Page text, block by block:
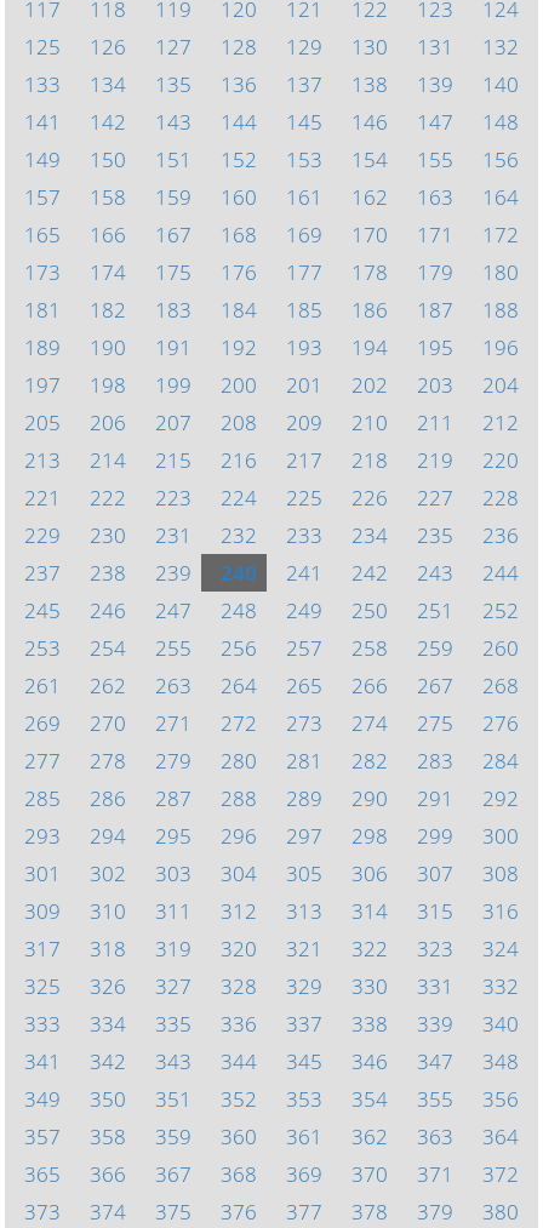
117
118 119 120 121 122 123
124
125
126 127 128 129 130 131
132
133
134 135 136 137 138 139
140
141
142 143 144 145 146 147
148
149
150 151 152 153 154 155
156
157
158 159 160 161 162 163
164
165
166 167 168 169 170 171
172
173
174 175 176 177 178 179
180
181
182 183 184 185 186 187
188
189
190 191 192 193 194 195
196
197
198 199 200 201 202 203
204
205
206 207 208 209 210 211
212
213
214 215 216 217 218 219
220
221
222 223 224 225 226 227
228
229
230 231 232 233 234 235
236
237
238 239 240 241 242 243
244
245
246 247 248 249 250 251
252
253
254 255 256 257 258 259
260
261
262 263 264 265 266 267
268
269
270 271 272 273 274 275
276
277
278 279 280 281 282 283
284
285
286 287 288 289 290 291
292
293
294 295 296 297 298 299
300
301
302 303 304 305 306 307
308
309
310 311 312 313 314 315
316
317
318 319 320 321 322 323
324
325
326 327 328 329 330 331
332
333
334 335 336 337 338 339
340
341
342 343 344 345 346 347
348
349
350 351 352 353 354 355
356
357
358 359 360 361 362 363
364
365
366 367 368 369 370 371
372
373
374 375 376 377 378 379 380